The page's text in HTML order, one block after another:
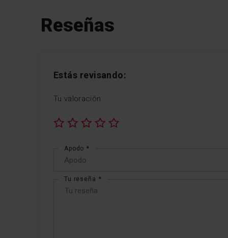
Reseñas
Estás revisando:
Tu valoración
Apodo
Tu reseña